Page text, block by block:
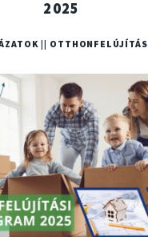
2025
|| OTTHONFELÚJÍTÁS